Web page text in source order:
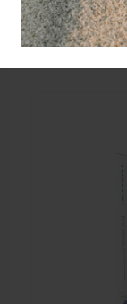
gebruik.
Vanaf1,50